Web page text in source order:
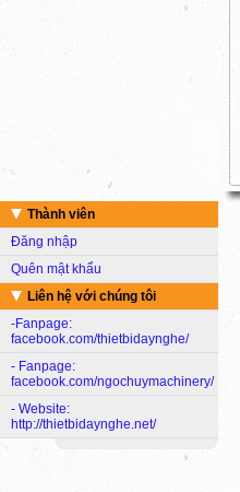
Thành viên
Đăng nhập
Quên mật khẩu
Liên hệ với chúng tôi
-Fanpage:
facebook.com/thietbidaynghe/
- Fanpage:
facebook.com/ngochuymachinery/
- Website:
http://thietbidaynghe.net/